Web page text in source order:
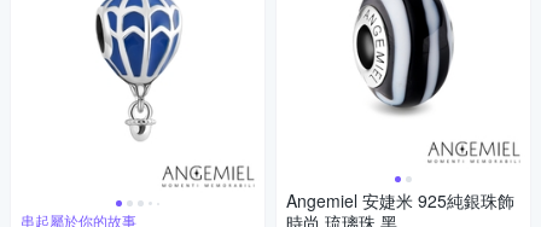
串起屬於你的故事
Angemiel 安婕米 925純銀珠飾